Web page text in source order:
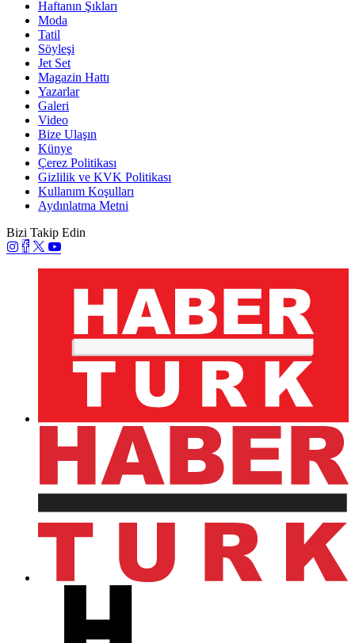
Haftanın Şıkları
Moda
Tatil
Söyleşi
Jet Set
Magazin Hattı
Yazarlar
Galeri
Video
Bize Ulaşın
Künye
Çerez Politikası
Gizlilik ve KVK Politikası
Kullanım Koşulları
Aydınlatma Metni
Bizi Takip Edin